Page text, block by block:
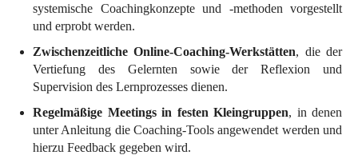
systemische Coachingkonzepte und -methoden vorgestellt
und erprobt werden.
Zwischenzeitliche Online-Coaching-Werkstätten, die der
Vertiefung des Gelernten sowie der Reflexion und
Supervision des Lernprozesses dienen.
Regelmäßige Meetings in festen Kleingruppen, in denen
unter Anleitung die Coaching-Tools angewendet werden und
hierzu Feedback gegeben wird.